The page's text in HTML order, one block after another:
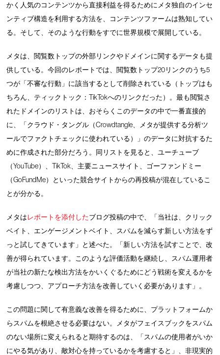
かく人気のコンテンツから直接利益を得るためにメタ独自のインセ
ンティブ構造を利用する方法を、コンテンツファームは熟知してい
る。そして、そのような行動をすでに世界規模で展開している。
メタは、閲覧数トップの外部リンクやドメインに関するデータも提
供している。今回のレポートでは、閲覧数トップ20リンクのうち5
つが「不審な行動」に該当するとして削除されている（トップはも
ちろん、ティックトック：TikTokへのリンクだった）。最も閲覧さ
れたドメインのリストは、おそらくこのデータの中で一番直接的
に、「クラウド・タングル（Crowdtangle、メタが提供する分析ツ
ールでファクトチェックに使われている）」のデータに対抗するた
めに作成された部分だろう。同リストを見ると、ユーチューブ
（YouTube）、TikTok、主要ニュースサイト、ゴーファンドミー
（GoFundMe）といった競合サイトからの再投稿が混在しているこ
とが分かる。
メタはレポートを添付したブログ投稿の中で、「当社は、クリック
ベイト、エンゲージメントベイト、スパムを減らす新しい方法をず
っと試してきています」と述べた。「新しい方法を試すことで、改
善が得られています。このような評価活動を継続し、スパム運用者
が当社の新たな検出方法をかいくぐるためにどう戦術を変えるかを
考慮しつつ、アプローチ方法を改善していく必要があります」。
この問題に関して有意義な改善を得るために、プラットフォームか
らスパムを根絶させる必要はない。メタがフェイスブックをスパム
のない場所に変えられると期待するのは、「スパムの使用者がいか
にやる気があり、敵対心を持っているかを考慮すると」、非現実的